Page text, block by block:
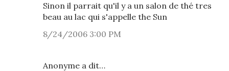
Sinon il parrait qu'il y a un salon de thé tres
beau au lac qui s'appelle the Sun
8/24/2006 3:00 PM
Anonyme a dit…